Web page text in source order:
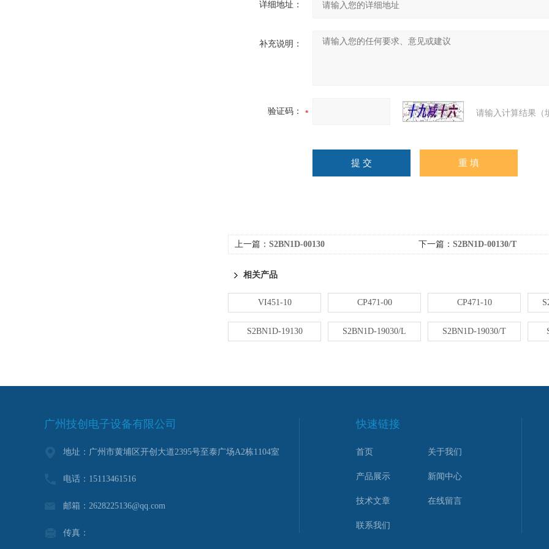
详细地址：
补充说明：
验证码： 请输入计算结果（
上一篇： S2BN1D-00130 下一篇： S2BN1D-00130/T
相关产品
VI451-10 CP471-00 CP471-10
S2BN1D-19130 S2BN1D-19030/L S2BN1D-19030/T
广州技创电子设备有限公司
地址：广州市黄埔区开创大道2395号至泰广场A2栋1104室
电话：15113461516
邮箱：2628225136@qq.com
传真：
快速链接
首页 关于我们
产品展示 新闻中心
技术文章 在线留言
联系我们